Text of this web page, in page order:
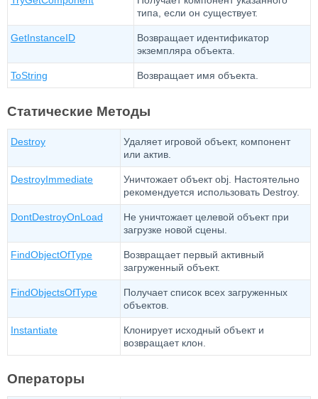
типа, если он существует.
GetInstanceID
Возвращает идентификатор
экземпляра объекта.
ToString Возвращает имя объекта.
Статические Методы
Destroy
Удаляет игровой объект, компонент
или актив.
DestroyImmediate
Уничтожает объект obj. Настоятельно
рекомендуется использовать Destroy.
DontDestroyOnLoad
Не уничтожает целевой объект при
загрузке новой сцены.
FindObjectOfType
Возвращает первый активный
загруженный объект.
FindObjectsOfType
Получает список всех загруженных
объектов.
Instantiate
Клонирует исходный объект и
возвращает клон.
Операторы